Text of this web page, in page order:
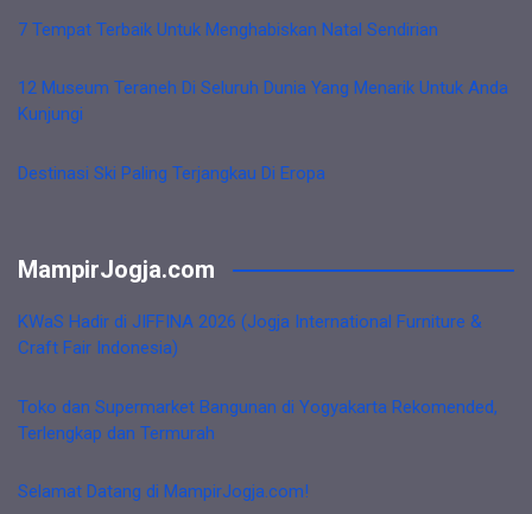
7 Tempat Terbaik Untuk Menghabiskan Natal Sendirian
12 Museum Teraneh Di Seluruh Dunia Yang Menarik Untuk Anda
Kunjungi
Destinasi Ski Paling Terjangkau Di Eropa
MampirJogja.com
KWaS Hadir di JIFFINA 2026 (Jogja International Furniture &
Craft Fair Indonesia)
Toko dan Supermarket Bangunan di Yogyakarta Rekomended,
Terlengkap dan Termurah
Selamat Datang di MampirJogja.com!